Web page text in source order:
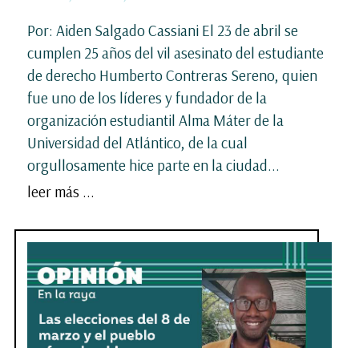
Por: Aiden Salgado Cassiani El 23 de abril se
cumplen 25 años del vil asesinato del estudiante
de derecho Humberto Contreras Sereno, quien
fue uno de los líderes y fundador de la
organización estudiantil Alma Máter de la
Universidad del Atlántico, de la cual
orgullosamente hice parte en la ciudad...
leer más ...